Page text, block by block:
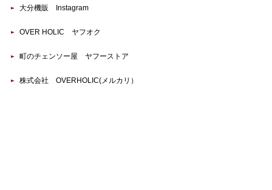
大分機販 Instagram
OVER HOLIC ヤフオク
町のチェンソー屋 ヤフーストア
株式会社 OVERHOLIC(メルカリ）